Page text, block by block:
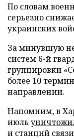
По словам
серьезно
украинских
За минувшую
систем 6-й
группировки
более 10
направлении.
Напомним, в
июль
и станций